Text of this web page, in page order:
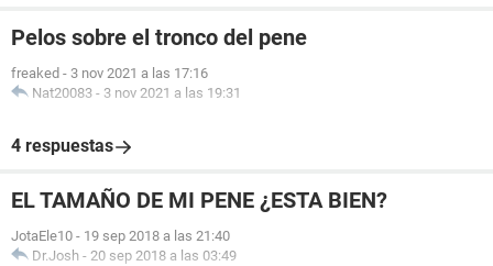
Pelos sobre el tronco del pene
freaked - 3 nov 2021 a las 17:16
Nat20083 - 3 nov 2021 a las 19:31
4 respuestas
EL TAMAÑO DE MI PENE ¿ESTA BIEN?
JotaEle10 - 19 sep 2018 a las 21:40
Dr.Josh - 20 sep 2018 a las 03:49